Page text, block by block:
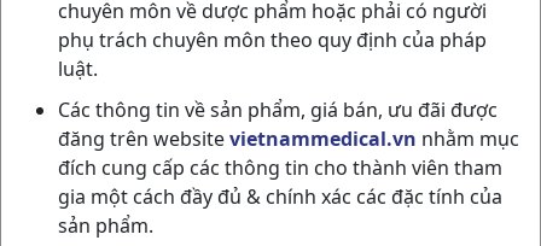
chuyên môn về dược phẩm hoặc phải có người
phụ trách chuyên môn theo quy định của pháp
luật.
Các thông tin về sản phẩm, giá bán, ưu đãi được
đăng trên websitevietnammedical.vn nhằm mục
đích cung cấp các thông tin cho thành viên tham
gia một cách đầy đủ & chính xác các đặc tính của
sản phẩm.